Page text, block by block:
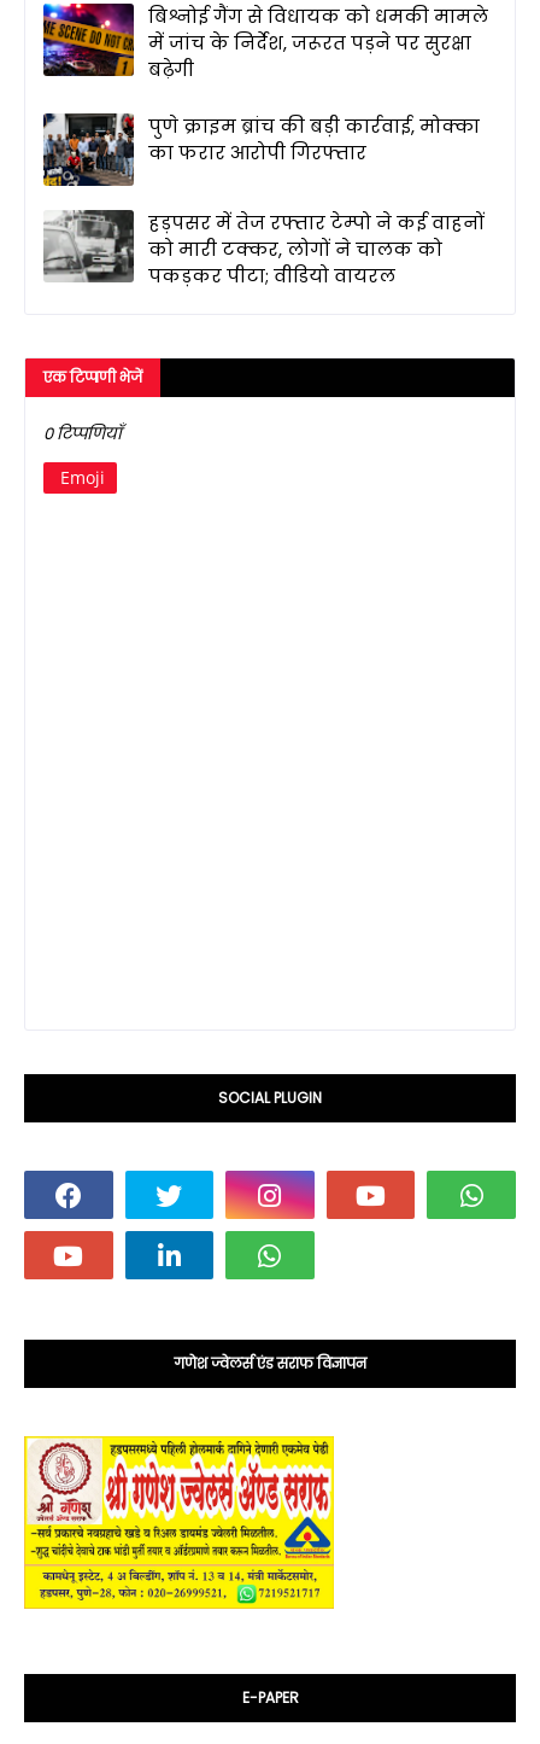
बिश्नोई गैंग से विधायक को धमकी मामले
में जांच के निर्देश, जरूरत पड़ने पर सुरक्षा
बढ़ेगी
पुणे क्राइम ब्रांच की बड़ी कार्रवाई, मोक्का
का फरार आरोपी गिरफ्तार
हड़पसर में तेज रफ्तार टेम्पो ने कई वाहनों
को मारी टक्कर, लोगों ने चालक को
पकड़कर पीटा; वीडियो वायरल
एक टिप्पणी भेजें
0 टिप्पणियाँ
Emoji
SOCIAL PLUGIN
गणेश ज्वेलर्स एंड सराफ विज्ञापन
E-PAPER